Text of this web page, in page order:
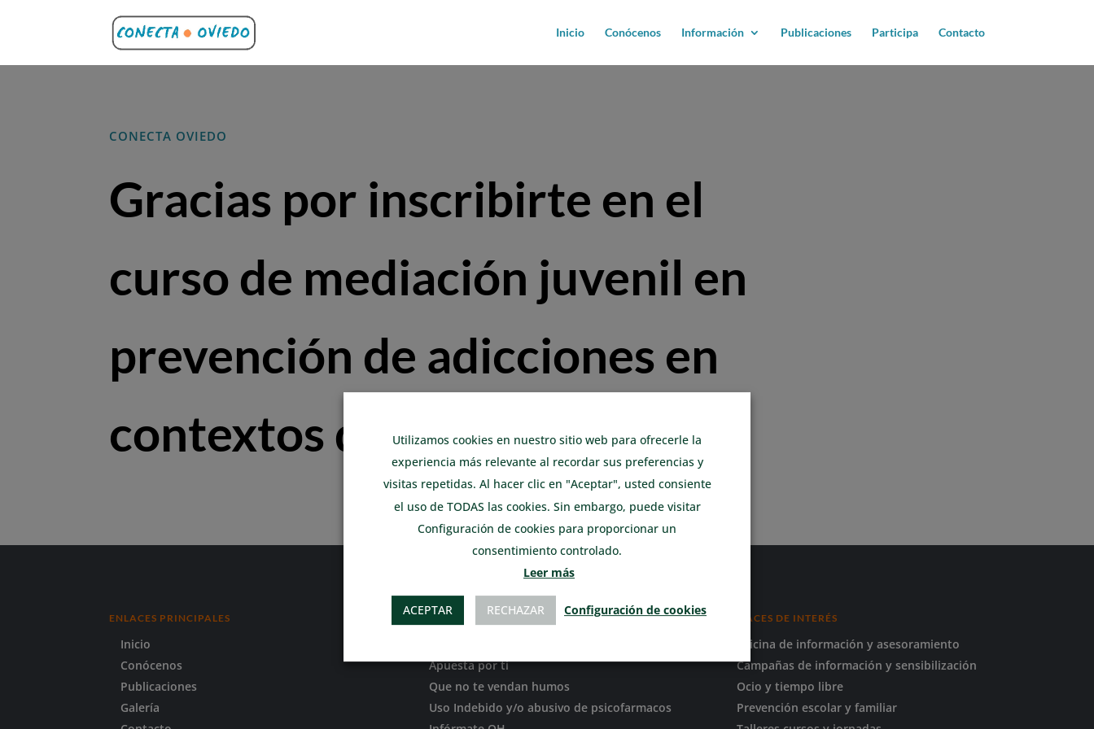
Inicio Conócenos Información Publicaciones Participa Contacto
CONECTA OVIEDO
Gracias por inscribirte en el
curso de mediación juvenil en
prevención de adicciones en
contextos de ocio
ENLACES PRINCIPALES
Inicio
Conócenos
Publicaciones
Galería
TODAS LAS CAMPAÑAS
Apuesta por ti
Que no te vendan humos
Uso Indebido y/o abusivo de psicofarmacos
ENLACES DE INTERÉS
Oficina de información y asesoramiento
Campañas de información y sensibilización
Ocio y tiempo libre
Prevención escolar y familiar
Utilizamos cookies en nuestro sitio web para ofrecerle la
experiencia más relevante al recordar sus preferencias y
visitas repetidas. Al hacer clic en "Aceptar", usted consiente
el uso de TODAS las cookies. Sin embargo, puede visitar
Configuración de cookies para proporcionar un
consentimiento controlado.
Leer más
ACEPTAR RECHAZAR Configuración de cookies